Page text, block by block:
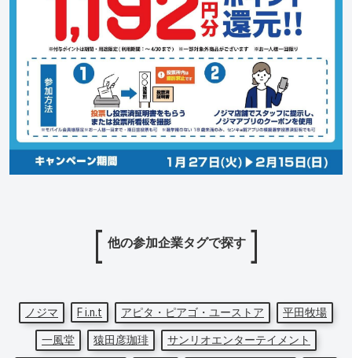
他の参加企業タグで探す
ノジマ F i.n.t アピタ・ピアゴ・ユーストア
平田牧場
一風堂
猿田彦珈琲
サンリオエンターテイメント